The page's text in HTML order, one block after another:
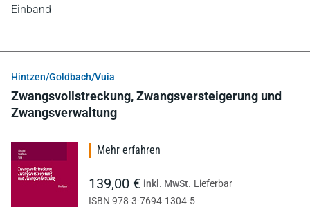
Einband
Hintzen/Goldbach/Vuia
Zwangsvollstreckung, Zwangsversteigerung und
Zwangsverwaltung
Mehr erfahren
139,00 € inkl. MwSt. Lieferbar
ISBN 978-3-7694-1304-5